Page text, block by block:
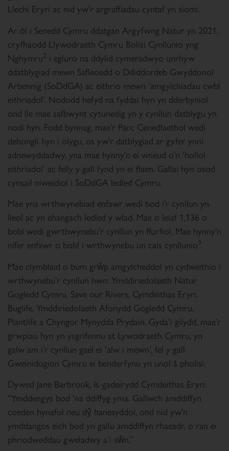
Llechi Eryri ac nid yw’r argraffiadau cyntaf yn siomi.
Ar ôl i Senedd Cymru ddatgan Argyfwng Natur yn 2021,
cryfhaodd Llywodraeth Cymru Bolisi Cynllunio yng
Nghymru2 i egluro na ddylid cymeradwyo unrhyw
ddatblygiad mewn Safleoedd o Ddiddordeb Gwyddonol
Arbennig (SoDdGA) ac eithrio mewn ‘amgylchiadau cwbl
eithriadol’. Nododd hefyd na fyddai hyn yn dderbyniol
ond lle mae safbwynt cytunedig yn y cynllun datblygu yn
nodi hyn. Fodd bynnag, mae’r Parc Cenedlaethol wedi
dehongli hyn i olygu, os yw’r datblygiad ar gyfer ynni
adnewyddadwy, yna mae hynny’n ei wneud o’n ‘hollol
eithriadol’ ac felly y gall fynd yn ei flaen. Gallai hyn osod
cynsail niweidiol i SoDdGA ledled Cymru.
Mae yna wrthwynebiad enfawr wedi bod i’r cynllun yn
lleol ac yn ehangach ledled y wlad. Mae o leiaf 1,136 o
bobl wedi gwrthwynebu’r cynllun yn ffurfiol. Mae hynny’n
nifer enfawr o bobl i wrthwynebu un cais cynllunio3.
Mae clymblaid o bum grŵp amgylcheddol yn cydweithio i
wrthwynebu’r cynllun hwn: Ymddiriedolaeth Natur
Gogledd Cymru, Save our Rivers, Cymdeithas Eryri,
Buglife, Ymddiriedolaeth Afonydd Gogledd Cymru,
Plantlife a Chyngor Mynydda Prydain. Gyda’i gilydd, mae’r
grwpiau hyn yn ysgrifennu at Lywodraeth Cymru, yn
galw am i’r cynllun gael ei ‘alw i mewn’, fel y gall
Gweinidogion Cymru ei benderfynu yn unol â pholisi.
Dywed Jane Barbrook, Is-gadeirydd Cymdeithas Eryri:
“Ymddengys bod ‘na ddiffyg yma. Gallwch amddiffyn
coeden hynafol neu dŷ hanesyddol, ond nid yw’n
ymddangos eich bod yn gallu amddiffyn rhaeadr, o ran ei
phriodweddau gweladwy a’i sŵn.”